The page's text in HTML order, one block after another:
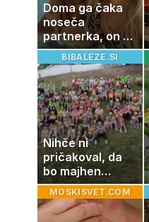
Doma ga čaka
noseča
partnerka, on pa
dopustuje z
drugo
BIBALEZE.SI
Nihče ni
pričakoval, da
bo majhen
projekt postal
ena najlepših
zgodb Zasavja
MOSKISVET.COM